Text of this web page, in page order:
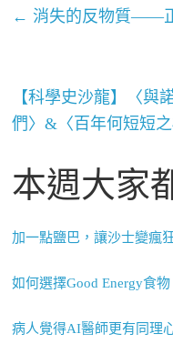
← 消失的反物質——
【科學史沙龍】〈與
們〉&〈百年何短短
本週大家
加一點鹽巴，讓沙士變瘋
如何選擇Good Energy食
病人覺得AI醫師更有同理